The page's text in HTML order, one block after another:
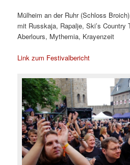
Mülheim an der Ruhr (Schloss
mit Russkaja, Rapalje, Ski’s Country
Aberlours, Mythemia, Krayenzeit
Link zum Festivalbericht